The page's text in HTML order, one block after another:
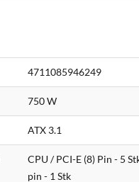
4711085946249
750 W
ATX 3.1
CPU / PCI-E (8) Pin - 5
pin - 1 Stk